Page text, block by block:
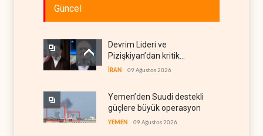
Güncel
Devrim Lideri ve
Pizişkiyan’dan kritik
görüşme
İRAN 09 Ağustos 2026
Yemen’den Suudi destekli
güçlere büyük operasyon
YEMEN 09 Ağustos 2026